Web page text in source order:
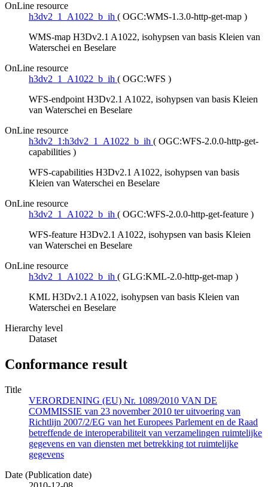
OnLine resource
h3dv2_1_A1022_b_ih ( OGC:WMS-1.3.0-http-get-map )
WMS-map H3Dv2.1 A1022, isohypsen van basis Kleien van
Waterschei en Beselare
OnLine resource
h3dv2_1_A1022_b_ih ( OGC:WFS )
WFS-endpoint H3Dv2.1 A1022, isohypsen van basis Kleien
van Waterschei en Beselare
OnLine resource
h3dv2_1:h3dv2_1_A1022_b_ih ( OGC:WFS-2.0.0-http-get-
capabilities )
WFS-capabilities H3Dv2.1 A1022, isohypsen van basis
Kleien van Waterschei en Beselare
OnLine resource
h3dv2_1_A1022_b_ih ( OGC:WFS-2.0.0-http-get-feature )
WFS-feature H3Dv2.1 A1022, isohypsen van basis Kleien
van Waterschei en Beselare
OnLine resource
h3dv2_1_A1022_b_ih ( GLG:KML-2.0-http-get-map )
KML H3Dv2.1 A1022, isohypsen van basis Kleien van
Waterschei en Beselare
Hierarchy level
Dataset
Conformance result
Title
VERORDENING (EU) Nr. 1089/2010 VAN DE
COMMISSIE van 23 november 2010 ter uitvoering van
Richtlijn 2007/2/EG van het Europees Parlement en de Raad
betreffende de interoperabiliteit van verzamelingen ruimtelijke
gegevens en van diensten met betrekking tot ruimtelijke
gegevens
Date (Publication date)